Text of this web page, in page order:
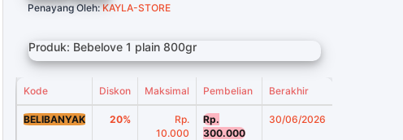
Penayang Oleh:KAYLA-STORE
Produk: Bebelove 1 plain 800gr
Kode Diskon Maksimal Pembelian Berakhir
BELIBANYAK 20%
Rp.
10.000
Rp.
300.000
30/06/2026